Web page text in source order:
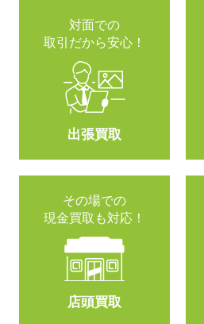
対面での
取引だから安心！
出張買取
その場での
現金買取も対応！
店頭買取